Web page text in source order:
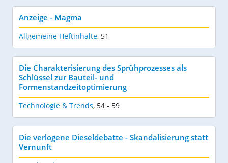
Anzeige - Magma
Allgemeine Heftinhalte, 51
Die Charakterisierung des Sprühprozesses als
Schlüssel zur Bauteil- und
Formenstandzeitoptimierung
Technologie & Trends, 54 - 59
Die verlogene Dieseldebatte - Skandalisierung statt
Vernunft